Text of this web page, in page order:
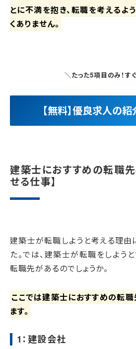
とに不満を抱き、転職を考えるよ
くありません。
＼たった5項目のみ！す
【無料】優良求人の
建築士におすすめの転職
せる仕事】
建築士が転職しようと考える理由
た。では、建築士が転職をしよう
転職先があるのでしょうか。
ここでは建築士におすすめの転
ます。
1：建設会社